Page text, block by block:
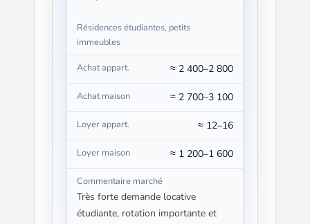
Résidences étudiantes, petits
immeubles
≈ 2 400–2 800
≈ 2 700–3 100
≈ 12–16
≈ 1 200–1 600
Très forte demande locative
étudiante, rotation importante et